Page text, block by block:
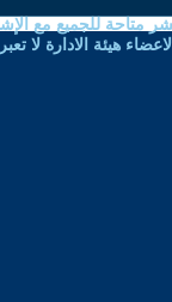
متاحة للجميع مع
هيئة الادارة لا